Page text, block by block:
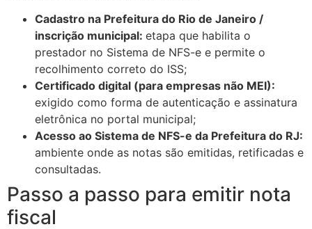
Cadastro na Prefeitura do Rio de Janeiro /
inscrição municipal: etapa que habilita o
prestador no Sistema de NFS-e e permite o
recolhimento correto do ISS;
Certificado digital (para empresas não MEI):
exigido como forma de autenticação e assinatura
eletrônica no portal municipal;
Acesso ao Sistema de NFS-e da Prefeitura do RJ:
ambiente onde as notas são emitidas, retificadas e
consultadas.
Passo a passo para emitir nota
fiscal